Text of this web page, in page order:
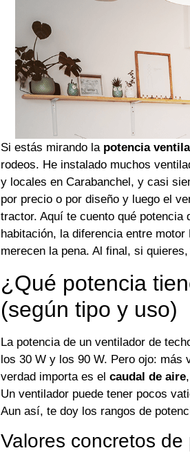
Si estás mirando la potencia
rodeos. He instalado muchos
y locales en Carabanchel, y casi
por precio o por diseño y luego el
tractor. Aquí te cuento qué potencia
habitación, la diferencia entre
merecen la pena. Al final, si
¿Qué potencia
(según tipo y uso)
La potencia de un ventilador de
los 30 W y los 90 W. Pero ojo: más
verdad importa es el caudal de aire
Un ventilador puede tener pocos
Aun así, te doy los rangos de
Valores concretos